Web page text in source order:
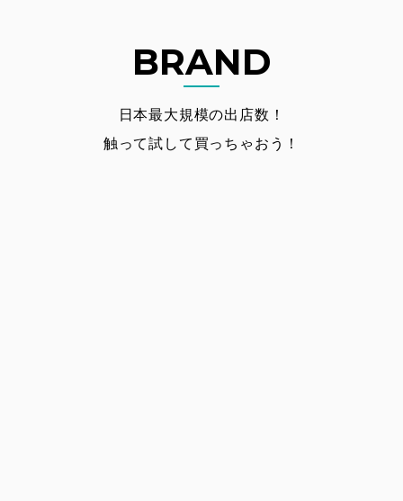
BRAND
日本最大規模の出店数！
触って試して買っちゃおう！